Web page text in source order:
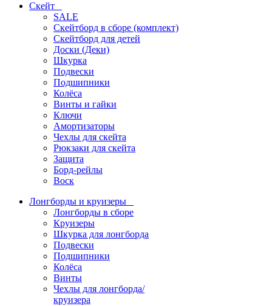
Скейт
SALE
Скейтборд в сборе (комплект)
Скейтборд для детей
Доски (Деки)
Шкурка
Подвески
Подшипники
Колёса
Винты и гайки
Ключи
Амортизаторы
Чехлы для скейта
Рюкзаки для скейта
Защита
Борд-рейлы
Воск
Лонгборды и круизеры
Лонгборды в сборе
Круизеры
Шкурка для лонгборда
Подвески
Подшипники
Колёса
Винты
Чехлы для лонгборда/
круизера